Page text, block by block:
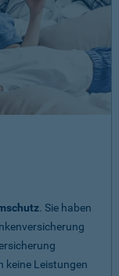
. Sie haben
keine Leistungen